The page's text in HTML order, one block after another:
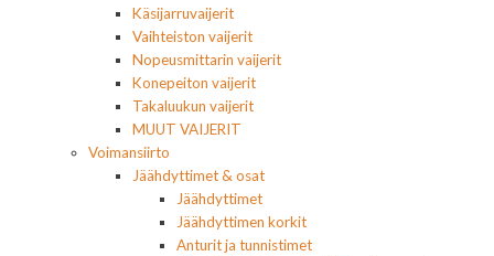
Käsijarruvaijerit
Vaihteiston vaijerit
Nopeusmittarin vaijerit
Konepeiton vaijerit
Takaluukun vaijerit
MUUT VAIJERIT
Voimansiirto
Jäähdyttimet & osat
Jäähdyttimet
Jäähdyttimen korkit
Anturit ja tunnistimet